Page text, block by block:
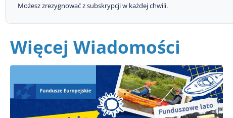
Możesz zrezygnować z subskrypcji w każdej chwili.
Więcej Wiadomości